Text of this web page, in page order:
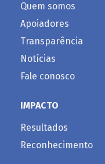
Quem somos
Apoiadores
Transparência
Notícias
Fale conosco
IMPACTO
Resultados
Reconhecimento